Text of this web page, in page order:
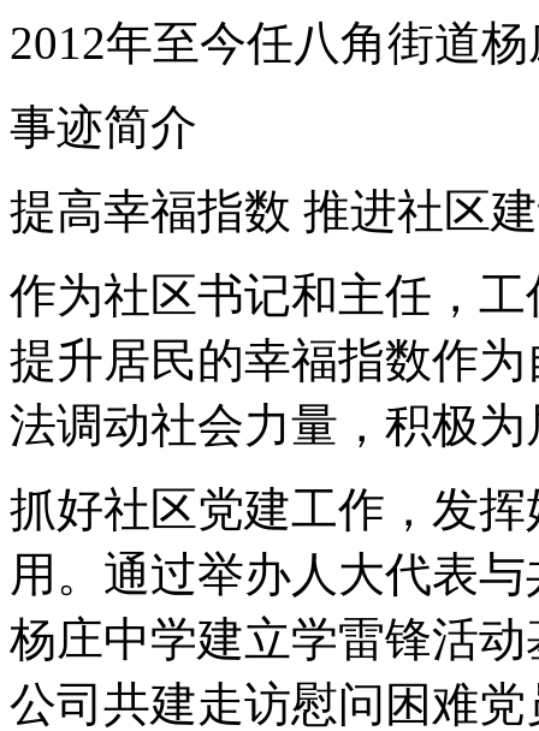
2012年至今任八角街道
事迹简介
提高幸福指数 推进社区
作为社区书记和主任，
提升居民的幸福指数作
法调动社会力量，积极
抓好社区党建工作，发
用。通过举办人大代表
杨庄中学建立学雷锋活
公司共建走访慰问困难